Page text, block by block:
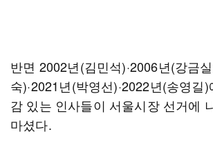
반면 2002년(김민석)·2006년(강금
숙)·2021년(박영선)·2022년(송영길
감 있는 인사들이 서울시장 선거에
마셨다.